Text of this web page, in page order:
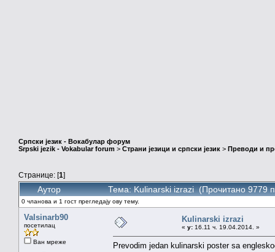
Српски језик - Вокабулар форум
Srpski jezik - Vokabular forum > Страни језици и српски језик > Преводи и
Странице: [1]
Аутор Тема: Kulinarski izrazi (Прочитано 9779
0 чланова и 1 гост прегледају ову тему.
Valsinarb90
посетилац
Ван мреже
Kulinarski izrazi
« у: 16.11 ч. 19.04.2014. »
Prevodim jedan kulinarski poster sa